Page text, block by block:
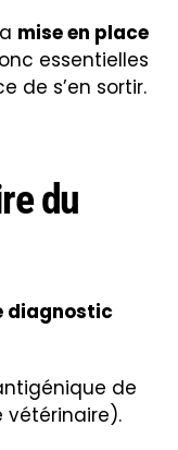
mise en place
essentielles
de s’en sortir.
du
diagnostic
de
vétérinaire).